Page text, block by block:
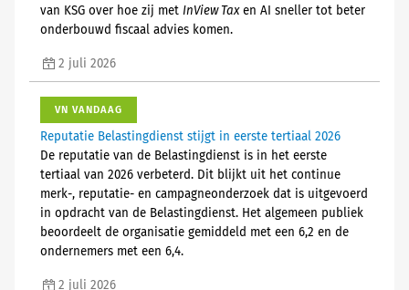
van KSG over hoe zij met InView Taxen AI sneller tot beter
onderbouwd fiscaal advies komen.
2 juli 2026
VN VANDAAG
Reputatie Belastingdienst stijgt in eerste tertiaal 2026
De reputatie van de Belastingdienst is in het eerste
tertiaal van 2026 verbeterd. Dit blijkt uit het continue
merk-, reputatie- en campagneonderzoek dat is uitgevoerd
in opdracht van de Belastingdienst. Het algemeen publiek
beoordeelt de organisatie gemiddeld met een 6,2 en de
ondernemers met een 6,4.
2 juli 2026